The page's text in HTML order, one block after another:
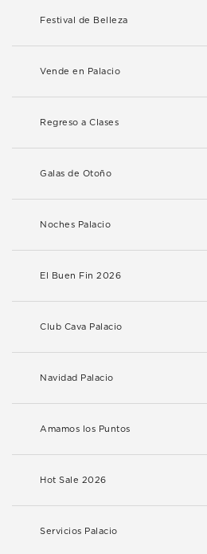
Festival de Belleza
Vende en Palacio
Regreso a Clases
Galas de Otoño
Noches Palacio
El Buen Fin 2026
Club Cava Palacio
Navidad Palacio
Amamos los Puntos
Hot Sale 2026
Servicios Palacio